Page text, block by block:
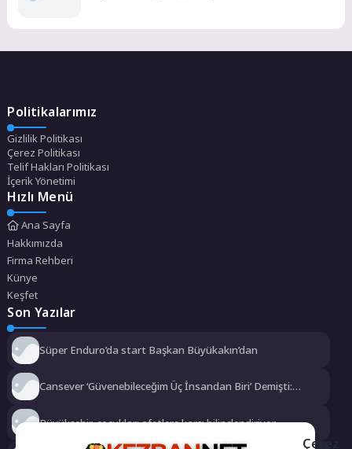
Politikalarımız
Gizlilik Politikası
Çerez Politikası
Telif Hakları Politikası
İçerik Yönetimi
Hızlı Menü
Ana Sayfa
Hakkımızda
Firma Rehberi
Künye
Keşfet
Son Yazılar
Süper Enduro’da start Başkan Büyükakın’dan
Cansever ‘Güvenebileceğim Üç İnsandan Biri’ Demişti:
Büyükşehir, çocukları afetlere karşı bilinçlendiriyor
Çerez